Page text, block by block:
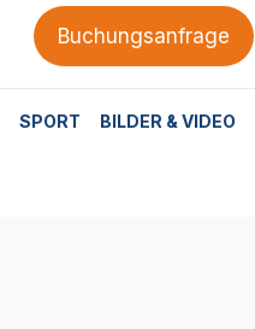
Buchungsanfrage
SPORT BILDER & VIDEO